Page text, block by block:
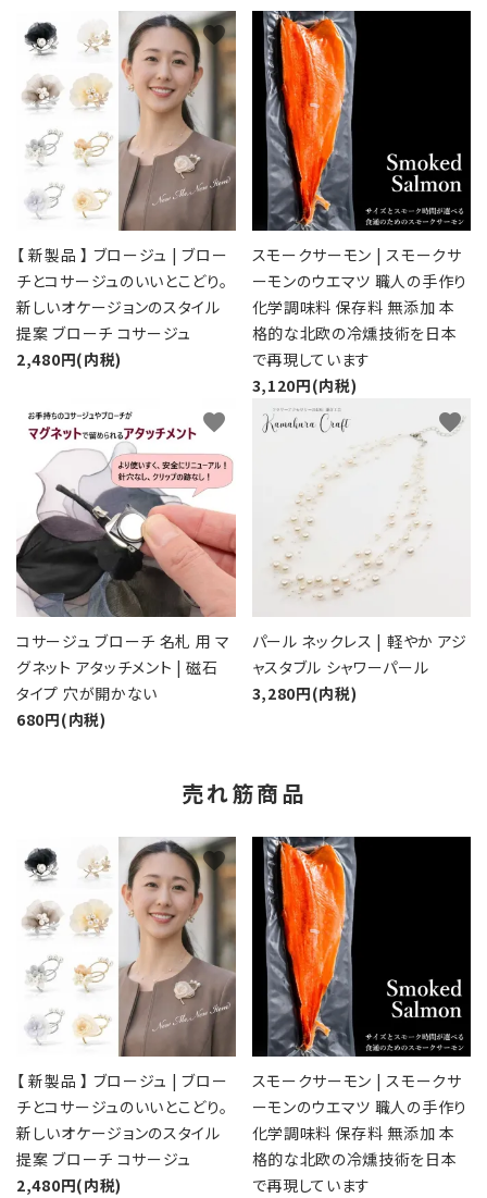
【 新製品 】 ブロージュ | ブロー
チとコサージュのいいとこどり。
新しいオケージョンのスタイル
提案 ブローチ コサージュ
2,480円(内税)
favorite
スモークサーモン | スモークサ
ーモンのウエマツ 職人の手作り
化学調味料 保存料 無添加 本
格的な北欧の冷燻技術を日本
で再現しています
3,120円(内税)
コサージュ ブローチ 名札 用 マ
グネット アタッチメント | 磁石
タイプ 穴が開かない
680円(内税)
favorite
パール ネックレス | 軽やか アジ
ャスタブル シャワーパール
3,280円(内税)
favorite
売れ筋商品
【 新製品 】 ブロージュ | ブロー
チとコサージュのいいとこどり。
新しいオケージョンのスタイル
提案 ブローチ コサージュ
2,480円(内税)
favorite
スモークサーモン | スモークサ
ーモンのウエマツ 職人の手作り
化学調味料 保存料 無添加 本
格的な北欧の冷燻技術を日本
で再現しています